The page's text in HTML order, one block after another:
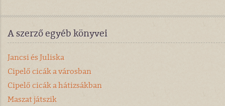
A szerző egyéb könyvei
Jancsi és Juliska
Cipelő cicák a városban
Cipelő cicák a hátizsákban
Maszat játszik